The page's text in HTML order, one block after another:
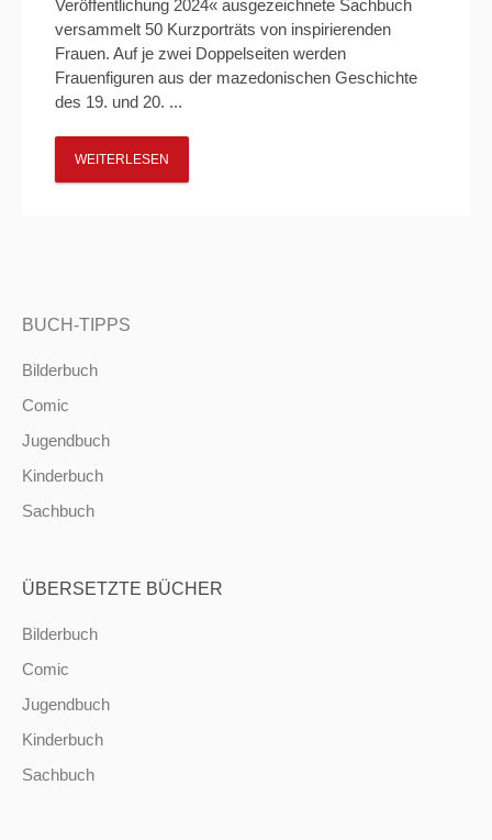
Veröffentlichung 2024« ausgezeichnete Sachbuch
versammelt 50 Kurzporträts von inspirierenden
Frauen. Auf je zwei Doppelseiten werden
Frauenfiguren aus der mazedonischen Geschichte
des 19. und 20. ...
WEITERLESEN
BUCH-TIPPS
Bilderbuch
Comic
Jugendbuch
Kinderbuch
Sachbuch
ÜBERSETZTE BÜCHER
Bilderbuch
Comic
Jugendbuch
Kinderbuch
Sachbuch